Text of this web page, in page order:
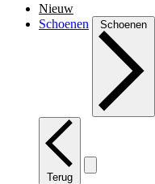
Nieuw
Schoenen
Schoenen
Terug